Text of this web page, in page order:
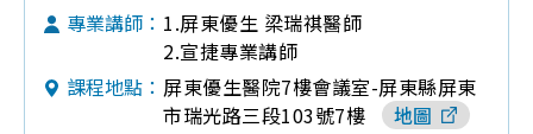
專業講師： 1.屏東優生 梁瑞祺醫師
2.宣捷專業講師
課程地點： 屏東優生醫院7樓會議室-屏東縣屏東
市瑞光路三段103號7樓
地圖